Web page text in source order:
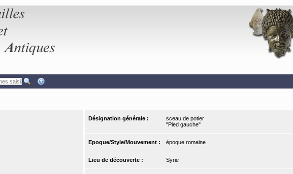
Désignation générale :
sceau de potier
"Pied gauche"
Epoque/Style/Mouvement : époque romaine
Lieu de découverte : Syrie